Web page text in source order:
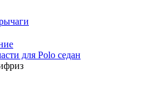
для Polo седан